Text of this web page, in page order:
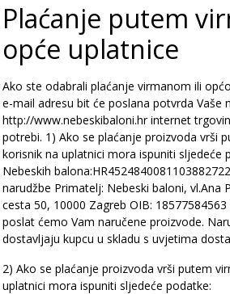
Plaćanje putem
opće uplatnice
Ako ste odabrali plaćanje virmanom ili
e-mail adresu bit će poslana potvrda Vaše
http://www.nebeskibaloni.hr internet
potrebi. 1) Ako se plaćanje proizvoda vrši
korisnik na uplatnici mora ispuniti sljedeće
Nebeskih balona:HR4524840081103882722
narudžbe Primatelj: Nebeski baloni, vl.Ana
cesta 50, 10000 Zagreb OIB: 18577584563
poslat ćemo Vam naručene proizvode.
dostavljaju kupcu u skladu s uvjetima
2) Ako se plaćanje proizvoda vrši putem
uplatnici mora ispuniti sljedeće podatke: